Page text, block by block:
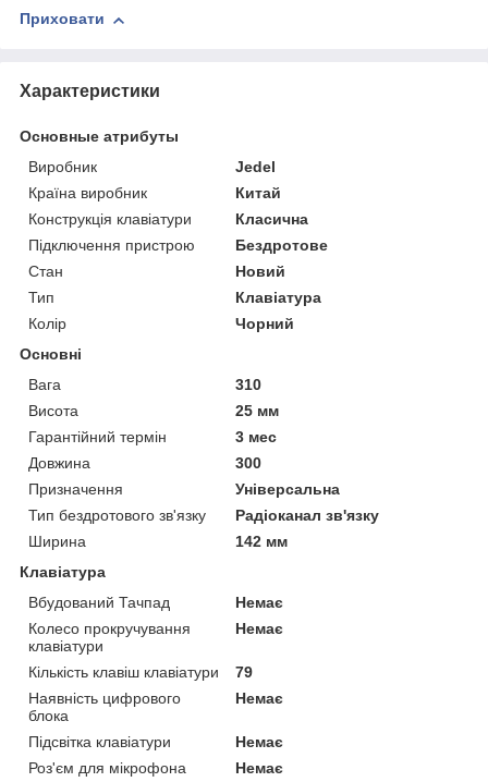
Приховати
Характеристики
Основные атрибуты
Виробник
Jedel
Країна виробник
Китай
Конструкція клавіатури
Класична
Підключення пристрою
Бездротове
Стан
Новий
Тип
Клавіатура
Колір
Чорний
Основні
Вага
310
Висота
25 мм
Гарантійний термін
3 мес
Довжина
300
Призначення
Універсальна
Тип бездротового зв'язку
Радіоканал зв'язку
Ширина
142 мм
Клавіатура
Вбудований Тачпад
Немає
Колесо прокручування
клавіатури
Немає
Кількість клавіш клавіатури
79
Наявність цифрового
блока
Немає
Підсвітка клавіатури
Немає
Роз'єм для мікрофона
Немає